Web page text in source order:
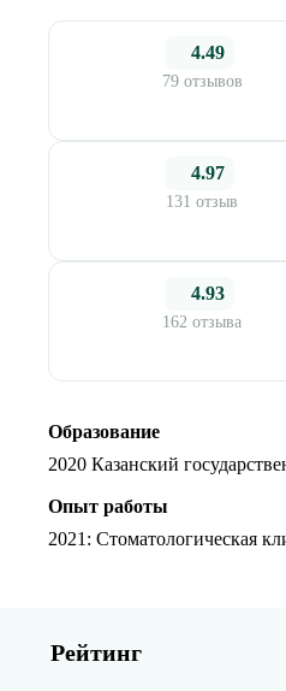
4.49
79 отзывов
4.97
131 отзыв
4.93
162 отзыва
Образование
2020 Казанский
Опыт работы
2021 : Стоматологическая
Рейтинг